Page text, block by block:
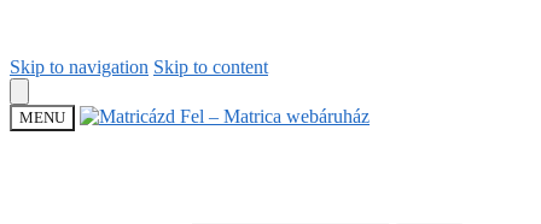
Skip to navigation Skip to content
MENU